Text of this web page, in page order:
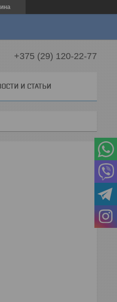
+375 (29) 120-22-77
И СТАТЬИ